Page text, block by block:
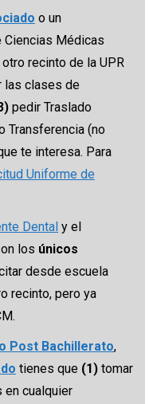
o un
Ciencias Médicas
recinto de la UPR
las clases de
pedir Traslado
Transferencia (no
te interesa. Para
Uniforme de
Dental y el
los únicos
desde escuela
recinto, pero ya
Post Bachillerato,
tienes que (1) tomar
cualquier